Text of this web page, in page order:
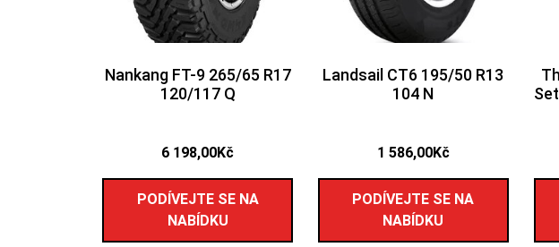
Nankang FT-9 265/65 R17
120/117 Q
6 198,00Kč
PODÍVEJTE SE NA
NABÍDKU
Landsail CT6 195/50 R13
104 N
1 586,00Kč
PODÍVEJTE SE NA
NABÍDKU